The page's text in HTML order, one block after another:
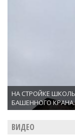
НА СТРОЙКЕ
БАШЕННОГО
ВИДЕО